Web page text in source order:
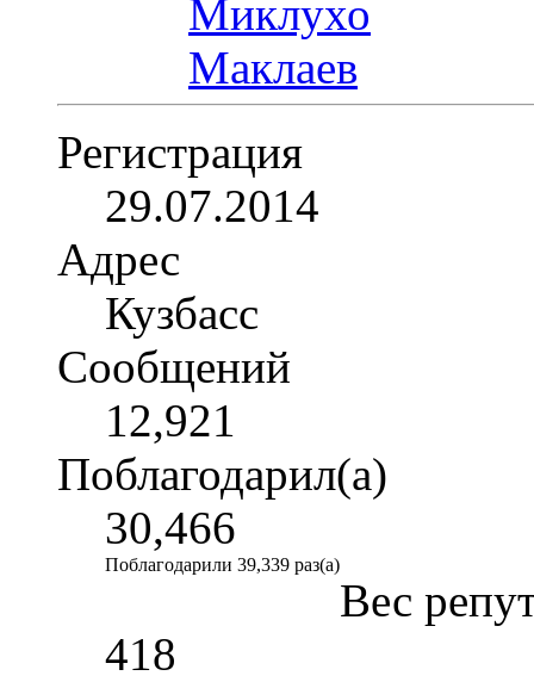
Регистрация
29.07.2014
Адрес
Кузбасс
Сообщений
12,921
Поблагодарил(а)
30,466
Поблагодарили 39,339 раз(а)
Вес
418